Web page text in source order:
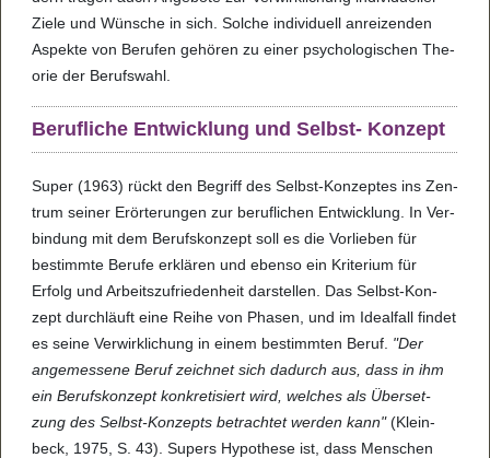
Ziele und Wün­sche in sich. Sol­che indi­vi­du­ell anrei­zen­den
Aspekte von Beru­fen gehö­ren zu einer psy­cho­lo­gi­schen The­
o­rie der Berufs­wahl.
Beruf­li­che Ent­wick­lung und Selbst- Kon­zept
Super (1963) rückt den Begriff des Selbst-Kon­zep­tes ins Zen­
trum sei­ner Erör­te­run­gen zur beruf­li­chen Ent­wick­lung. In Ver­
bin­dung mit dem Berufs­kon­zept soll es die Vor­lie­ben für
bestimmte Berufe erklä­ren und ebenso ein Kri­te­rium für
Erfolg und Arbeits­zu­frie­den­heit dar­stel­len. Das Selbst-Kon­
zept durch­läuft eine Reihe von Pha­sen, und im Ide­a­l­fall fin­det
es seine Ver­wirk­li­chung in einem bestimm­ten Beruf. "Der
ange­mes­sene Beruf zeich­net sich dadurch aus, dass in ihm
ein Berufs­kon­zept kon­kre­ti­siert wird, wel­ches als Über­set­
zung des Selbst-Kon­zepts betrach­tet wer­den kann"(Klein­
beck, 1975, S. 43). Supers Hypo­these ist, dass Men­schen